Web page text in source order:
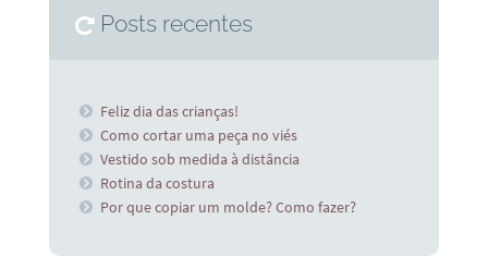
Posts recentes
Feliz dia das crianças!
Como cortar uma peça no viés
Vestido sob medida à distância
Rotina da costura
Por que copiar um molde? Como fazer?